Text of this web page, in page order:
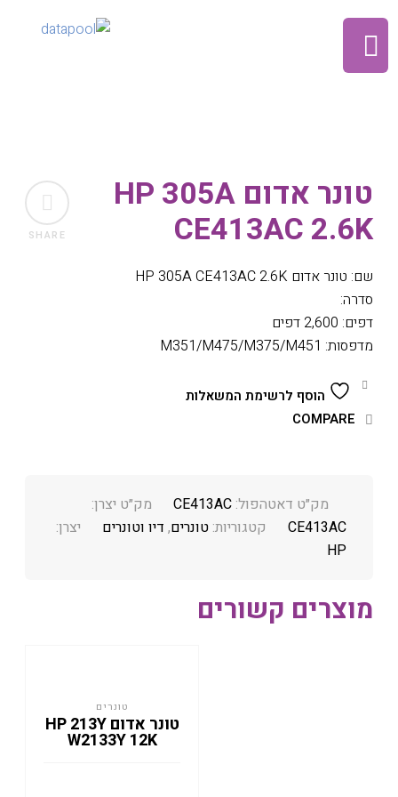
SHARE
טונר אדום HP 305A
CE413AC 2.6K
שם: טונר אדום HP 305A CE413AC 2.6K
סדרה:
דפים: 2,600 דפים
מדפסות: M351/M475/M375/M451
הוסף לרשימת המשאלות
COMPARE
מק״ט דאטהפול:CE413AC
מק״ט יצרן:
CE413AC
קטגוריות:טונרים, דיו וטונרים
יצרן:
HP
מוצרים קשורים
טונרים
טונר אדום HP 213Y
W2133Y 12K